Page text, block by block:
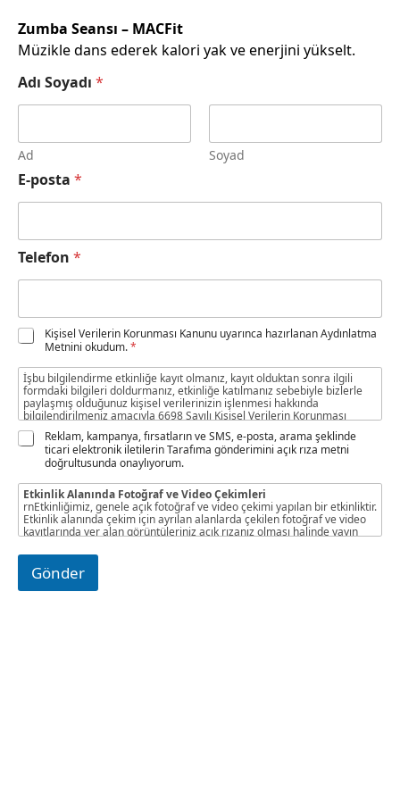
Zumba Seansı – MACFit
Müzikle dans ederek kalori yak ve enerjini yükselt.
Adı Soyadı *
Ad Soyad
(
y
a
)
V
K
K
O
n
a
y
E-posta *
Telefon *
O
a
y
k
o
a
*
K
K
K
O
n
a
y
Kişisel Verilerin Korunması Kanunu uyarınca hazırlanan Aydınlatma
Metnini okudum.*
İşbu bilgilendirme etkinliğe kayıt olmanız, kayıt olduktan sonra ilgili
formdaki bilgileri doldurmanız, etkinliğe katılmanız sebebiyle bizlerle
paylaşmış olduğunuz kişisel verilerinizin işlenmesi hakkında
bilgilendirilmeniz amacıyla 6698 Sayılı Kişisel Verilerin Korunması
Kanunu’nun 10. maddesinde düzenlenen Veri sorumlusunun
aydınlatma yükümlülüğü hükümleri kapsamında veri sorumlusu
sıfatıyla Akyön Tesis Yönetim Hizmetleri Anonim Şirketi (“Akyön”)
tarafından yapılmaktadır.
K
K
O
n
a
y
k
Reklam, kampanya, fırsatların ve SMS, e-posta, arama şeklinde
ticari elektronik iletilerin Tarafıma gönderimini açık rıza metni
doğrultusunda onaylıyorum.
Etkinlik Alanında Fotoğraf ve Video Çekimleri
rnEtkinliğimiz, genele açık fotoğraf ve video çekimi yapılan bir etkinliktir.
Etkinlik alanında çekim için ayrılan alanlarda çekilen fotoğraf ve video
kayıtlarında yer alan görüntüleriniz açık rızanız olması halinde yayın
Fotoğraf ve video çekimine açık rızanız yoksa lütfen beyaz renkli rozeti
tercih ederek, etkinliğe fotoğraf ve video çekimi gerçekleştirilmeyen
alanlarda katılım sağlayınız.
Gönder